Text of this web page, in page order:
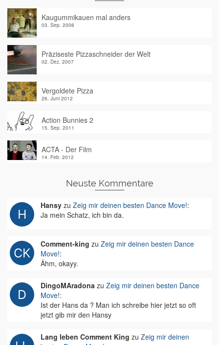
Kaugummikauen mal anders
03. Sep. 2006
Präziseste Pizzaschneider der Welt
02. Dez. 2007
Vergoldete Pizza
26. Juni 2012
Action Bunnies 2
15. Sep. 2011
ACTA - Der Film
14. Feb. 2012
Neuste Kommentare
Hansy zu Zeig mir deinen besten Dance Move!:
Ja mein Schatz, ich bin da.
Comment-king zu Zeig mir deinen besten Dance
Move!:
Ähm, okayy.
DingoMAradona zu Zeig mir deinen besten Dance
Move!:
Ist der Hans da ? Man ich schreibe hier jetzt so oft
jetzt gib mir den Hansy
Lang leben Comment King zu Zeig mir deinen